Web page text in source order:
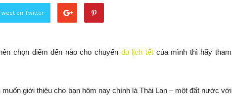
on Twitter
chọn điểm đến nào cho chuyến du lịch tếtcủa mình thì hãy tham
muốn giới thiệu cho bạn hôm nay chính là Thái Lan – một đất nước với